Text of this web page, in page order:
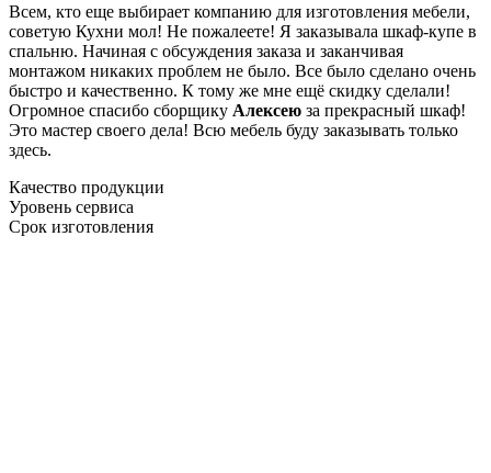
Всем, кто еще выбирает компанию для изготовления мебели,
советую Кухни мол! Не пожалеете! Я заказывала шкаф-купе в
спальню. Начиная с обсуждения заказа и заканчивая
монтажом никаких проблем не было. Все было сделано очень
быстро и качественно. К тому же мне ещё скидку сделали!
Огромное спасибо сборщику Алексею за прекрасный шкаф!
Это мастер своего дела! Всю мебель буду заказывать только
здесь.
Качество продукции
Уровень сервиса
Срок изготовления